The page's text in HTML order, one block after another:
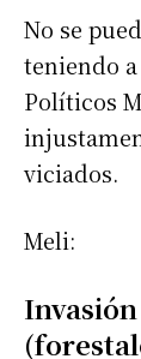
No se
teniendo
Políticos
viciados.
Meli: